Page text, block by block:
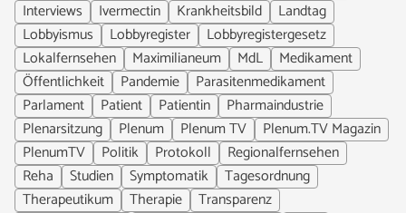
Interviews
Ivermectin Krankheitsbild
Landtag
Lobbyismus
Lobbyregister
Lobbyregistergesetz
Lokalfernsehen
Maximilianeum MdL
Medikament
Öffentlichkeit
Pandemie
Parasitenmedikament
Parlament
Patient Patientin
Pharmaindustrie
Plenarsitzung
Plenum Plenum TV
Plenum.TV Magazin
PlenumTV
Politik Protokoll
Regionalfernsehen
Reha
Studien Symptomatik
Tagesordnung
Therapeutikum
Therapie
Transparenz